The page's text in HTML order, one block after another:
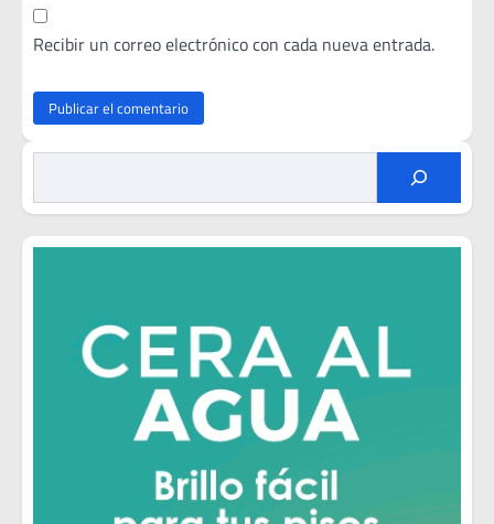
Recibir un correo electrónico con cada nueva entrada.